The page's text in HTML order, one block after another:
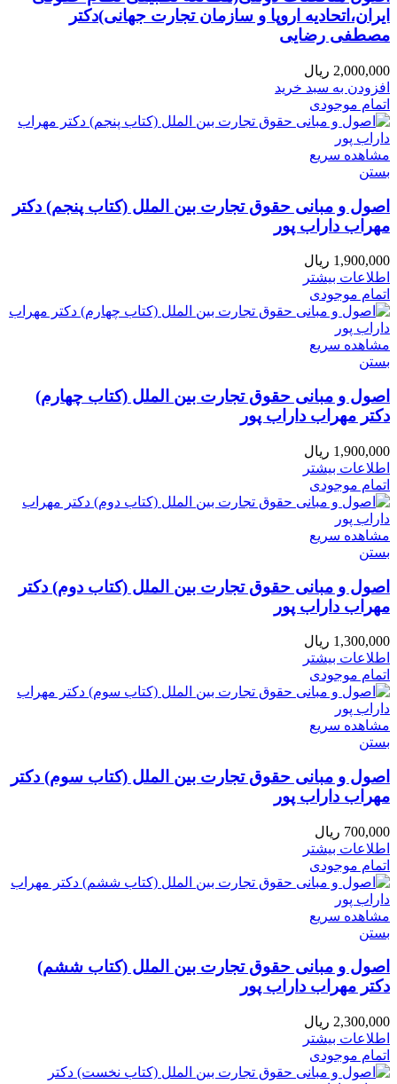
ایران،اتحادیه اروپا و سازمان تجارت جهانی)دکتر
مصطفی رضایی
2,000,000 ریال
افزودن به سبد خرید
اتمام موجودی
مشاهده سریع
بستن
اصول و مبانی حقوق تجارت بین الملل (کتاب پنجم) دکتر
مهراب داراب پور
1,900,000 ریال
اطلاعات بیشتر
اتمام موجودی
مشاهده سریع
بستن
اصول و مبانی حقوق تجارت بین الملل (کتاب چهارم)
دکتر مهراب داراب پور
1,900,000 ریال
اطلاعات بیشتر
اتمام موجودی
مشاهده سریع
بستن
اصول و مبانی حقوق تجارت بین الملل (کتاب دوم) دکتر
مهراب داراب پور
1,300,000 ریال
اطلاعات بیشتر
اتمام موجودی
مشاهده سریع
بستن
اصول و مبانی حقوق تجارت بین الملل (کتاب سوم) دکتر
مهراب داراب پور
700,000 ریال
اطلاعات بیشتر
اتمام موجودی
مشاهده سریع
بستن
اصول و مبانی حقوق تجارت بین الملل (کتاب ششم)
دکتر مهراب داراب پور
2,300,000 ریال
اطلاعات بیشتر
اتمام موجودی